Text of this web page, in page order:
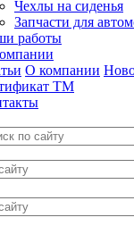
Чехлы на сиденья
Запчасти для
работы
О компании
ТМ